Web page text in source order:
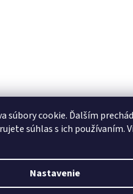
súbory cookie. Ďalším
súhlas s ich používaním.
Nastavenie
na Instagrame
Vytvoril Shoptet